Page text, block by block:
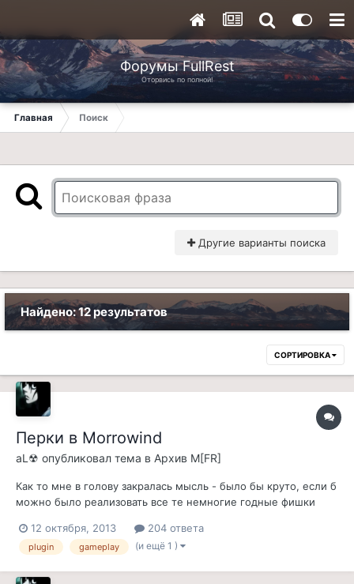
Форумы FullRest
Оторвись по полной!
Главная Поиск
Другие варианты поиска
Найдено: 12 результатов
СОРТИРОВКА
Перки в Morrowind
aL☢ опубликовал тема в Архив M[FR]
Как то мне в голову закралась мысль - было бы круто, если б
можно было реализовать все те немногие годные фишки
Конечно, реализовать полноценные перки нельзя на этом
двигле, зато добавить пассивные ачивки и активные, в виде
12 октября, 2013 204 ответа
plugin gameplay (и ещё 1 )